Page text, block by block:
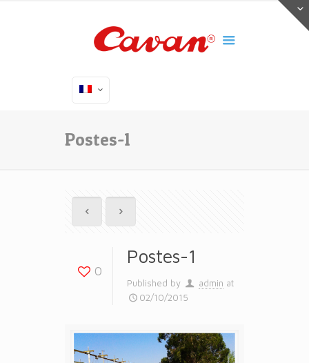
Postes-1
0
Postes-1
Published by admin at
02/10/2015